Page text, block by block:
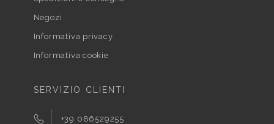
Negozi
Informativa privacy
Informativa cookie
SERVIZIO CLIENTI
+39 086529255